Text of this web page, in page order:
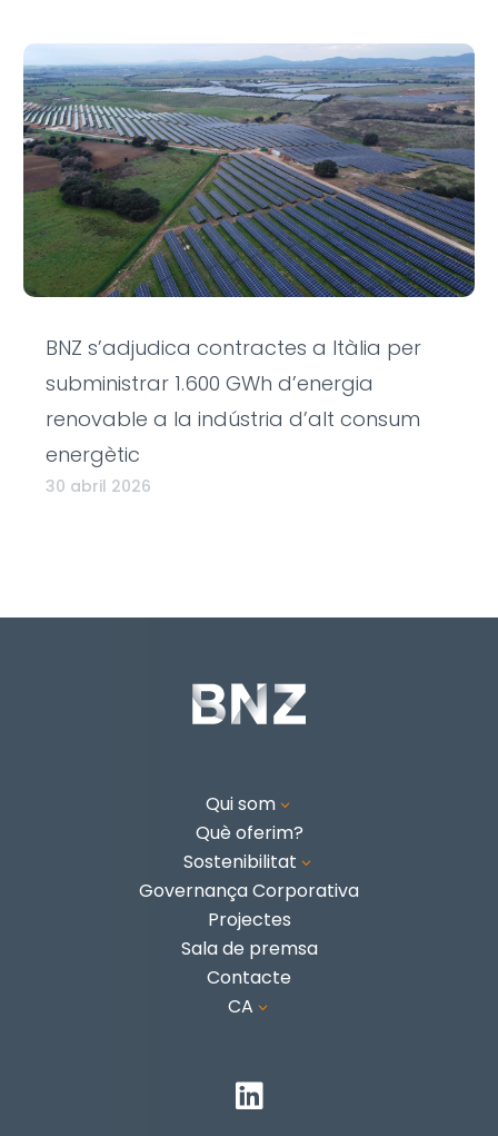
BNZ s’adjudica contractes a Itàlia per
subministrar 1.600 GWh d’energia
renovable a la indústria d’alt consum
energètic
30 abril 2026
Qui som3
Què oferim?
Sostenibilitat 3
Governança Corporativa
Projectes
Sala de premsa
Contacte
CA 3
